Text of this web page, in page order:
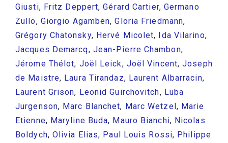
Giusti, Fritz Deppert,Gérard Cartier, Germano
Zullo, Giorgio Agamben,Gloria Friedmann,
Grégory Chatonsky, Hervé Micolet, Ida Vilarino,
Jacques Demarcq, Jean-Pierre Chambon,
Jérome Thélot, Joël Leick, Joël Vincent,Joseph
de Maistre, Laura Tirandaz, Laurent Albarracin,
Laurent Grison, Leonid Guirchovitch, Luba
Jurgenson, Marc Blanchet, Marc Wetzel, Marie
Etienne, Maryline Buda, Mauro Bianchi, Nicolas
Boldych, Olivia Elias, Paul Louis Rossi, Philippe